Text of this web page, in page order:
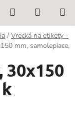
Hľadať
KOŠÍK
/ Vrecká na etikety -
mm, samolepiace,